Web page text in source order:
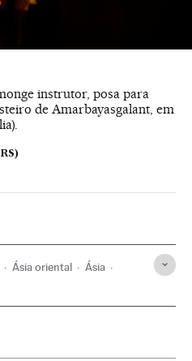
instrutor, posa para
de Amarbayasgalant, em
Ásia oriental Ásia